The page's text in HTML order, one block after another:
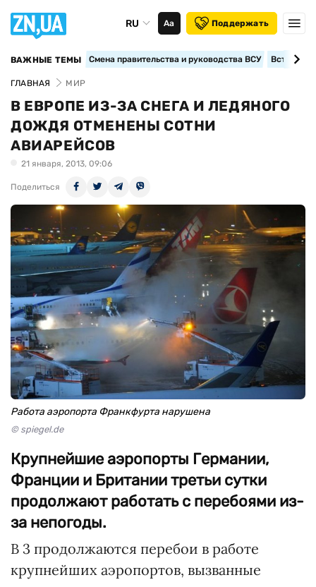
RU Аа Поддержать
ВАЖНЫЕ ТЕМЫ Смена правительства и руководства ВСУ
ГЛАВНАЯ МИР
В ЕВРОПЕ ИЗ-ЗА СНЕГА И ЛЕДЯНОГО
ДОЖДЯ ОТМЕНЕНЫ СОТНИ
АВИАРЕЙСОВ
21 января, 2013, 09:06
Поделиться
Работа аэропорта Франкфурта нарушена
© spiegel.de
Крупнейшие аэропорты Германии,
Франции и Британии третьи сутки
продолжают работать с перебоями из-
за непогоды.
В 3 продолжаются перебои в работе
крупнейших аэропортов, вызванные